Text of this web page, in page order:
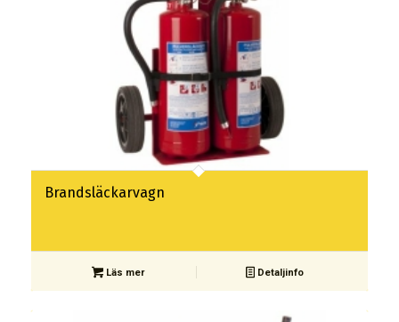
Brandsläckarvagn
Läs mer Detaljinfo